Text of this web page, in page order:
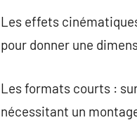
Les effets
pour donner une
Les formats courts :
nécessitant un